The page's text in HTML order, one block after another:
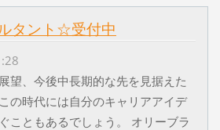
タント☆受付中
望、今後中長期的な先を見据えた
の時代には自分のキャリアアイデ
こともあるでしょう。 オリーブラ